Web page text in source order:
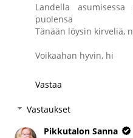
Landella
puolensa
Tänään löysin kirveliä,
Voikaahan hyvin, hi
Vastaa
Vastaukset
Pikkutalon Sanna